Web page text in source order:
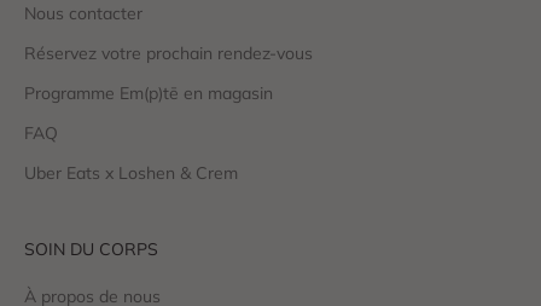
Nous contacter
Réservez votre prochain rendez-vous
Programme Em(p)tē en magasin
FAQ
Uber Eats x Loshen & Crem
SOIN DU CORPS
À propos de nous